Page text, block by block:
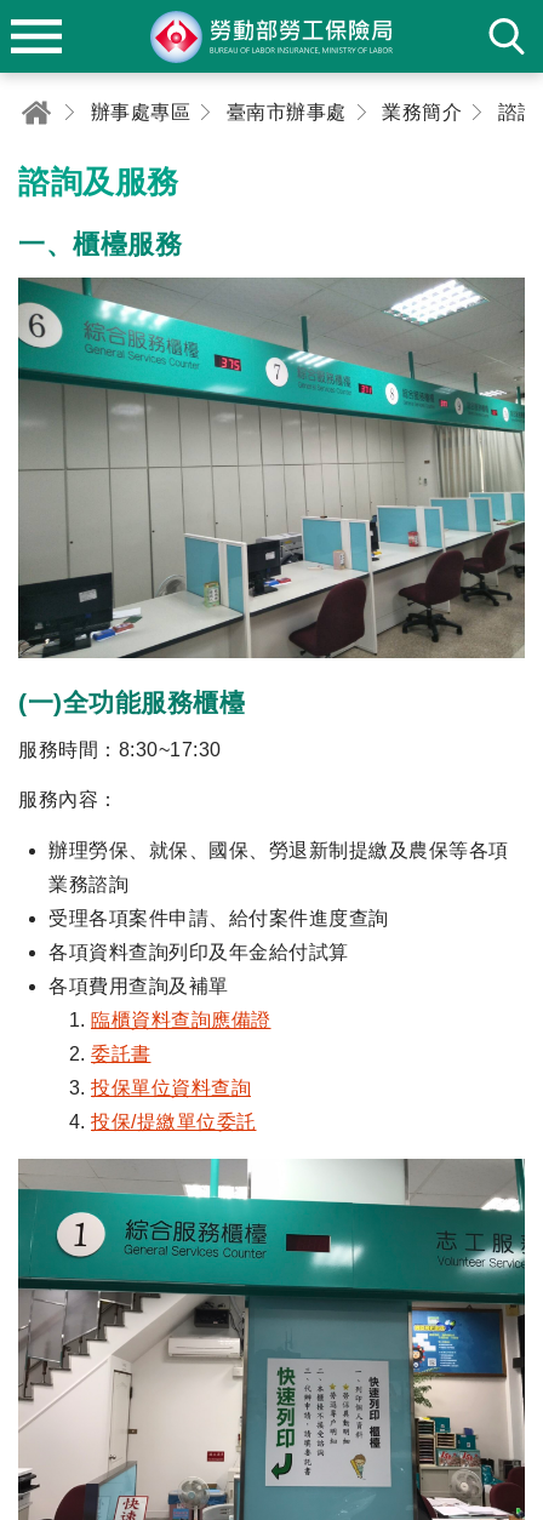
辦事處專區 臺南市辦事處 業務簡介 諮詢
諮詢及服務
一、櫃檯服務
(一)全功能服務櫃檯
服務時間：8:30~17:30
服務內容：
辦理勞保、就保、國保、勞退新制提繳及農保等各項
業務諮詢
受理各項案件申請、給付案件進度查詢
各項資料查詢列印及年金給付試算
各項費用查詢及補單
臨櫃資料查詢應備證
委託書
投保單位資料查詢
投保/提繳單位委託